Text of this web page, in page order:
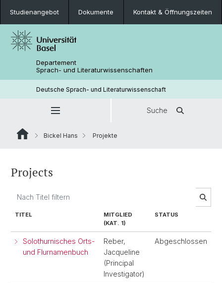
Studienangebot Dokumente Kontakt & Öffnungszeiten
Departement
Sprach- und Literaturwissenschaften
Deutsche Sprach- und Literaturwissenschaft
Suche
Bickel Hans Projekte
Projects
TITEL
MITGLIED
(KAT. 1)
STATUS
Solothurnisches Orts-
und Flurnamenbuch
Reber,
Jacqueline
(Principal
Investigator)
Abgeschlossen